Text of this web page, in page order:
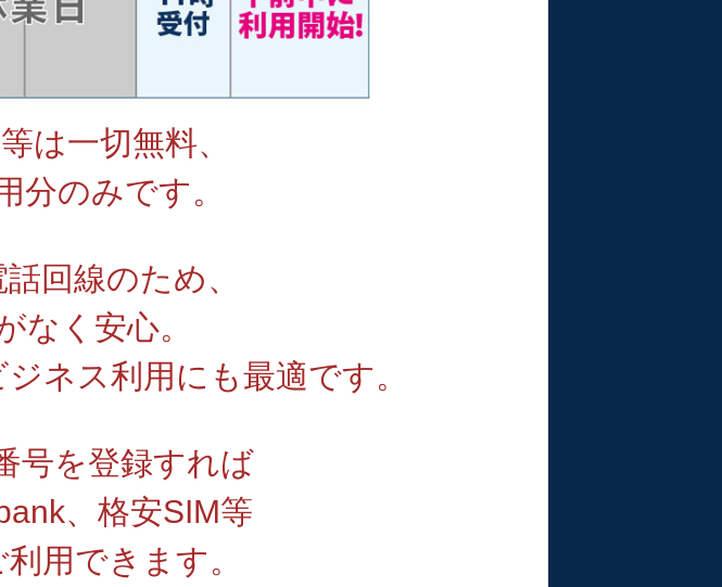
は一切無料、
分のみです。
回線のため、
なく安心。
ネス利用にも最適です。
号を登録すれば
、格安SIM等
用できます。